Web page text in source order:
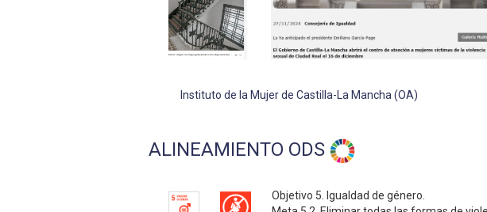
Instituto de la Mujer de Castilla-La Mancha (OA)
ALINEAMIENTO ODS
Objetivo 5. Igualdad de género.